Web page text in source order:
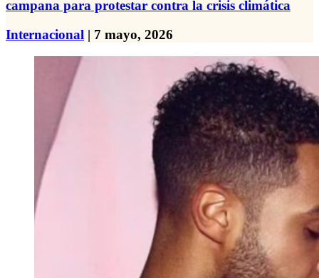
campana para protestar contra la crisis climática
Internacional | 7 mayo, 2026